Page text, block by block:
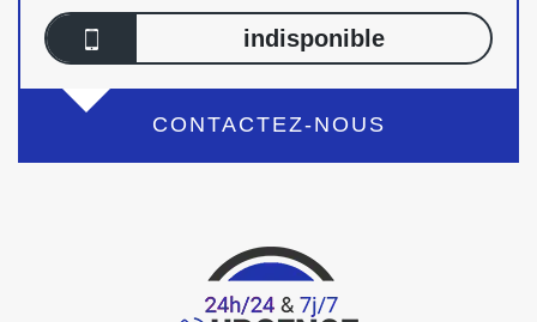
indisponible
CONTACTEZ-NOUS